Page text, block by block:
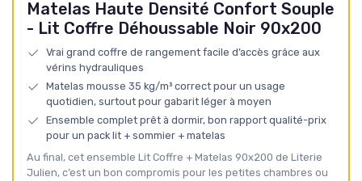
Matelas Haute Densité Confort Souple
- Lit Coffre Déhoussable Noir 90x200
Vrai grand coffre de rangement facile d’accès grâce aux
vérins hydrauliques
Matelas mousse 35 kg/m³ correct pour un usage
quotidien, surtout pour gabarit léger à moyen
Ensemble complet prêt à dormir, bon rapport qualité-prix
pour un pack lit + sommier + matelas
Au final, cet ensemble Lit Coffre + Matelas 90x200 de Literie
Julien, c’est un bon compromis pour les petites chambres ou